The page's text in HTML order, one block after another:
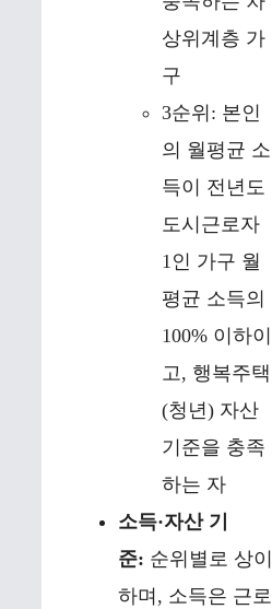
상위계층 가
구
3순위: 본인
의 월평균 소
득이 전년도
도시근로자
1인 가구 월
평균 소득의
100% 이하이
고, 행복주택
(청년) 자산
기준을 충족
하는 자
소득·자산 기
준: 순위별로 상이
하며, 소득은 근로